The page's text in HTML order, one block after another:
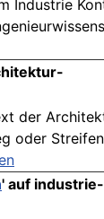
Industrie
der
oder
' auf industrie-